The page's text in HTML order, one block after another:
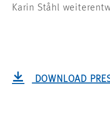
Karin Ståhl
DOWNLOAD